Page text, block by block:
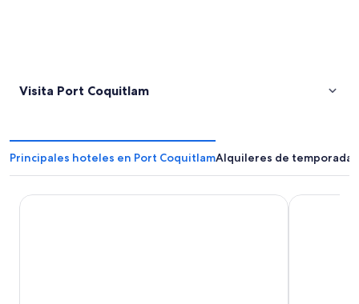
Visita Port Coquitlam
Principales hoteles en Port CoquitlamAlquileres de temporada
Radisson Blu Vancouver Airport Hotel & MarinaPinnacle